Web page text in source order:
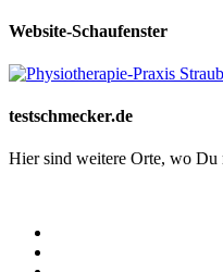
Website-Schaufenster
testschmecker.de
Hier sind weitere Orte, wo Du